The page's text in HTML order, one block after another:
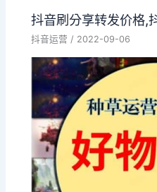
抖音刷分享转发价格,
抖音运营 / 2022-09-06